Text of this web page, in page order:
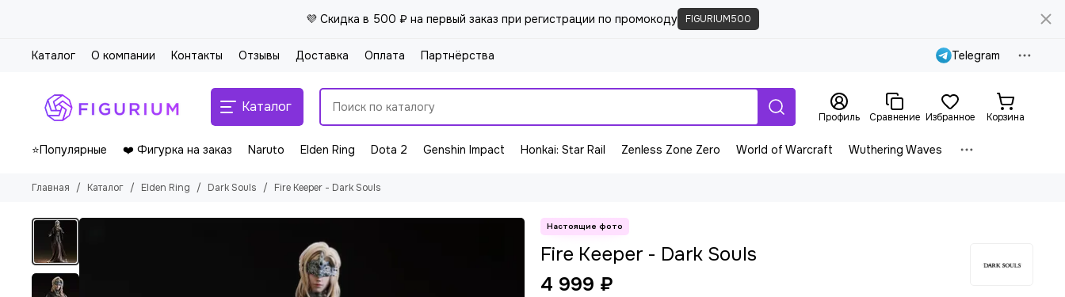
💜 Скидка в 500 ₽ на первый заказ при регистрации по промокоду FIGURIUM500
Каталог О компании Контакты Отзывы Доставка Оплата Партнёрства Telegram
Каталог
Профиль Сравнение Избранное Корзина
⭐Популярные ❤️ Фигурка на заказ Naruto Elden Ring Dota 2 Genshin Impact Honkai: Star Rail Zenless Zone Zero World of Warcraft Wuthering Waves
Главная Каталог Elden Ring Dark Souls Fire Keeper - Dark Souls
Fire Keeper - Dark Souls
4 999 ₽